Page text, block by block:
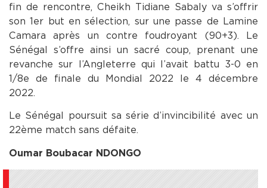
fin de rencontre, Cheikh Tidiane Sabaly va s’offrir
son 1er but en sélection, sur une passe de Lamine
Camara après un contre foudroyant (90+3). Le
Sénégal s’offre ainsi un sacré coup, prenant une
revanche sur l’Angleterre qui l’avait battu 3-0 en
1/8e de finale du Mondial 2022 le 4 décembre
2022.
Le Sénégal poursuit sa série d’invincibilité avec un
22ème match sans défaite.
Oumar Boubacar NDONGO